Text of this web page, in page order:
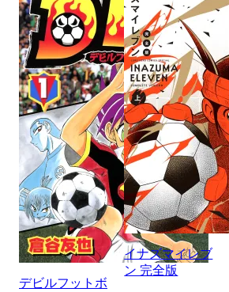
デビルフットボ
イナズマイレブ
ン 完全版